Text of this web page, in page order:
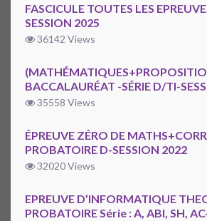
FASCICULE TOUTES LES
SESSION 2025
36142 Views
BACCALAURÉAT -SÉRIE D/TI-
35558 Views
ÉPREUVE ZÉRO DE
PROBATOIRE D-SESSION 2022
32020 Views
EPREUVE D’INFORMATIQUE
PROBATOIRE Série : A, ABI, SH,